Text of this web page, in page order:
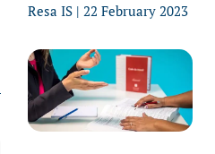
Resa IS 22 February 2023